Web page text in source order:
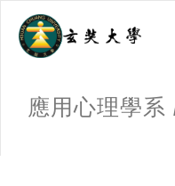
應用心理學系